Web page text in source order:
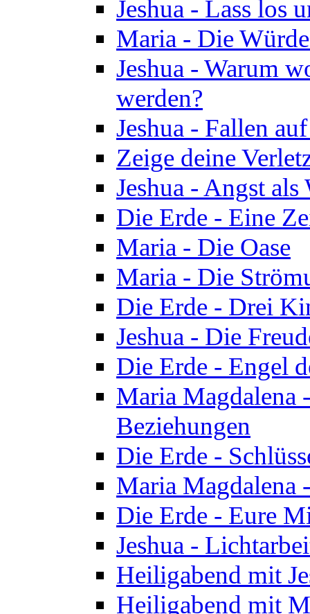
Jeshua - Lass los
Maria - Die
Jeshua - Warum
werden?
Jeshua - Fallen
Zeige deine
Jeshua - Angst als
Die Erde - Eine
Maria - Die Oase
Maria - Die
Die Erde - Drei
Jeshua - Die
Die Erde - Engel
Maria Magdalena
Beziehungen
Die Erde -
Maria Magdalena
Die Erde - Eure
Jeshua -
Heiligabend mit
Heiligabend mit